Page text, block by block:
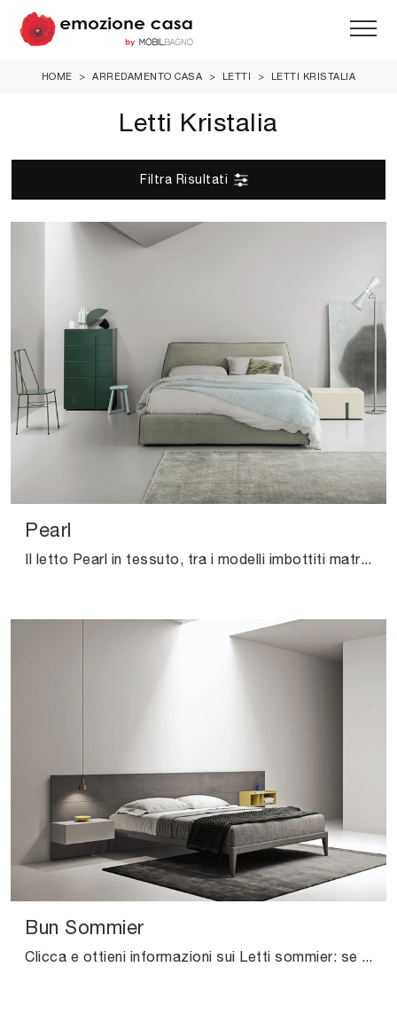
HOME > ARREDAMENTO CASA > LETTI > LETTI KRISTALIA
Letti Kristalia
Filtra Risultati
Pearl
Il letto Pearl in tessuto, tra i modelli imbottiti matrimoniali moderni di Kristalia, è perfetto per garantirti il sonno più profondo.
Bun Sommier
Clicca e ottieni informazioni sui Letti sommier: se sei alla ricerca di modelli matrimoniali moderni, il modello Bun Sommier Kristalia fa per te.